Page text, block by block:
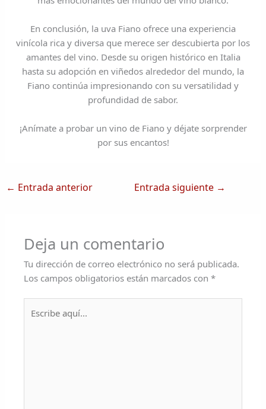
En conclusión, la uva Fiano ofrece una experiencia
vinícola rica y diversa que merece ser descubierta por los
amantes del vino. Desde su origen histórico en Italia
hasta su adopción en viñedos alrededor del mundo, la
Fiano continúa impresionando con su versatilidad y
profundidad de sabor.
¡Anímate a probar un vino de Fiano y déjate sorprender
por sus encantos!
← Entrada anterior Entrada siguiente →
Deja un comentario
Tu dirección de correo electrónico no será publicada.
Los campos obligatorios están marcados con*
aquí...